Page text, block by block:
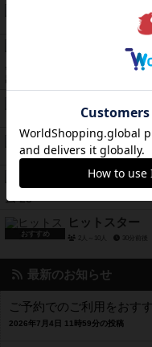
60分前後
赤ずきん、舞
120分前後
1人用 15分～30分
免疫レンジャー
1人～4人 20分前後
リスボン・ト
おすすめ
ヒットスター
30分前後
最新のお知らせ
ご予約でのご利用をおす
2026年7月4日 11時59分の投稿